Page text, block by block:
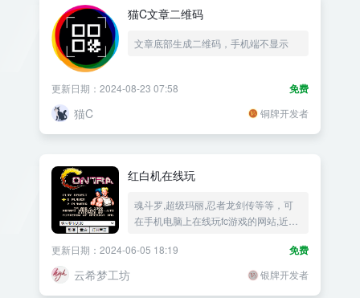
猫C文章二维码
文章底部生成二维码，手机端不显示
免费
更新日期：2024-08-23 07:58
猫C 铜牌开发者
红白机在线玩
魂斗罗,超级玛丽,忍者龙剑传等等，可
在手机电脑上在线玩fc游戏的网站,近乎
戏的视频和声音。
免费
更新日期：2024-06-05 18:19
云希梦工坊 银牌开发者